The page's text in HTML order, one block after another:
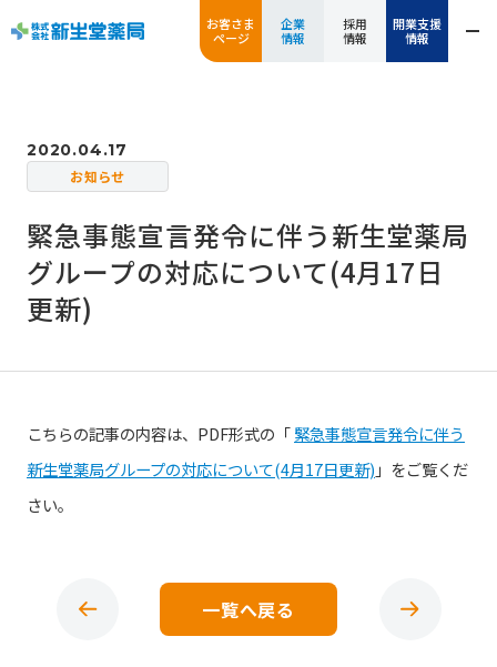
お客さま
ページ
企業
情報
採用
情報
開業支援
情報
2020.04.17
お知らせ
緊急事態宣言発令に伴う新生堂薬局
グループの対応について(4月17日
更新)
こちらの記事の内容は、PDF形式の「緊急事態宣言発令に伴う
新生堂薬局グループの対応について(4月17日更新) 」をご覧くだ
さい。
一覧へ戻る